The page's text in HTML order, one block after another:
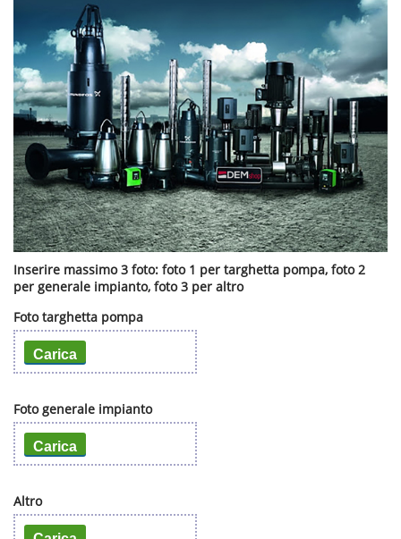
Inserire massimo 3 foto: foto 1 per targhetta pompa, foto 2
per generale impianto, foto 3 per altro
Foto targhetta pompa
Carica
Foto generale impianto
Carica
Altro